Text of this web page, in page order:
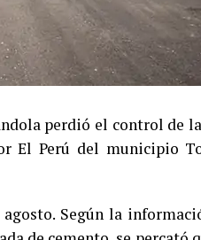
perdió el control de
El Perú del municipio
Según la